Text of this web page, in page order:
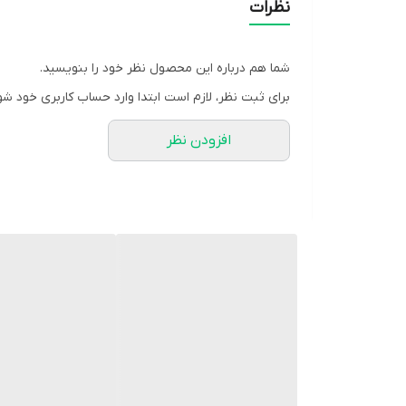
نظرات
شما هم درباره این محصول نظر خود را بنویسید.
برای ثبت نظر، لازم است ابتدا وارد حساب کاربری خود
افزودن نظر